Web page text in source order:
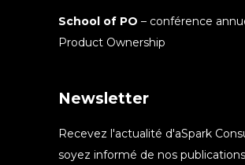
School of PO – conférence
Product Ownership
Newsletter
Recevez l'actualité d'aSpark
soyez informé de nos